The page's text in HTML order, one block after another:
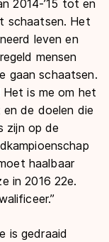
2014-’15 tot en
schaatsen. Het
leven en
mensen
gaan schaatsen.
Het is me om het
de doelen die
zijn op de
haalbaar
in 2016 22e.
is gedraaid